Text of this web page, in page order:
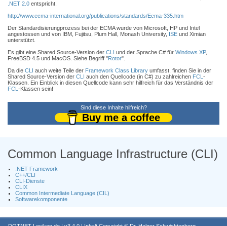
.NET 2.0 entspricht.
http://www.ecma-international.org/publications/standards/Ecma-335.htm
Der Standardisierungprozess bei der ECMA wurde von Microsoft, HP und Intel
angestossen und von IBM, Fujitsu, Plum Hall, Monash University, ISE und Ximian
unterstützt.
Es gibt eine Shared Source-Version der CLI und der Sprache C# für Windows XP,
FreeBSD 4.5 und MacOS. Siehe Begriff "Rotor".
Da die CLI auch weite Teile der Framework Class Library umfasst, finden Sie in der
Shared Source-Version der CLI auch den Quellcode (in C#) zu zahlreichen FCL -
Klassen. Ein Einblick in diesen Quellcode kann sehr hilfreich für das Verständnis der
FCL -Klassen sein!
Sind diese Inhalte hilfreich?
Buy me a coffee
Common Language Infrastructure (CLI)
.NET Framework
C++/CLI
CLI-Dienste
CLIX
Common Intermediate Language (CIL)
Softwarekomponente